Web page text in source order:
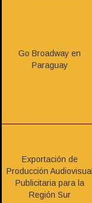
Go Broadway en
Paraguay
Exportación de
Producción Audiovisual
Publicitaria para la
Región Sur